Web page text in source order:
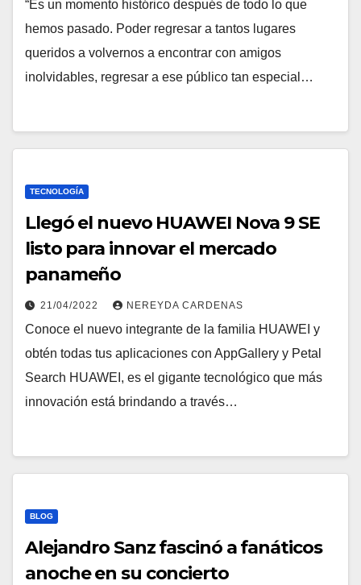
“Es un momento histórico después de todo lo que
hemos pasado. Poder regresar a tantos lugares
queridos a volvernos a encontrar con amigos
inolvidables, regresar a ese público tan especial…
TECNOLOGÍA
Llegó el nuevo HUAWEI Nova 9 SE
listo para innovar el mercado
panameño
21/04/2022 NEREYDA CARDENAS
Conoce el nuevo integrante de la familia HUAWEI y
obtén todas tus aplicaciones con AppGallery y Petal
Search HUAWEI, es el gigante tecnológico que más
innovación está brindando a través…
BLOG
Alejandro Sanz fascinó a fanáticos
anoche en su concierto